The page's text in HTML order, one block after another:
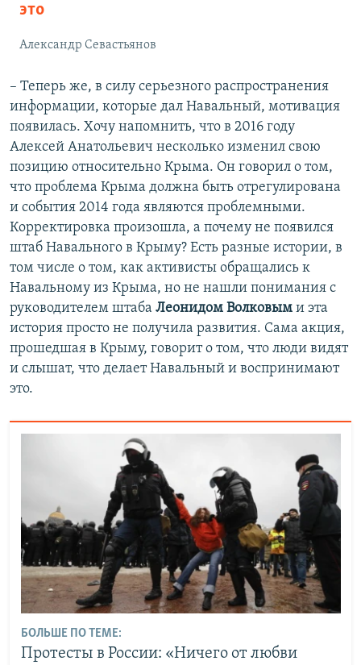
это
Александр Севастьянов
– Теперь же, в силу серьезного распространения
информации, которые дал Навальный, мотивация
появилась. Хочу напомнить, что в 2016 году
Алексей Анатольевич несколько изменил свою
позицию относительно Крыма. Он говорил о том,
что проблема Крыма должна быть отрегулирована
и события 2014 года являются проблемными.
Корректировка произошла, а почему не появился
штаб Навального в Крыму? Есть разные истории, в
том числе о том, как активисты обращались к
Навальному из Крыма, но не нашли понимания с
руководителем штаба Леонидом Волковым и эта
история просто не получила развития. Сама акция,
прошедшая в Крыму, говорит о том, что люди видят
и слышат, что делает Навальный и воспринимают
это.
БОЛЬШЕ ПО ТЕМЕ:
Протесты в России: «Ничего от любви